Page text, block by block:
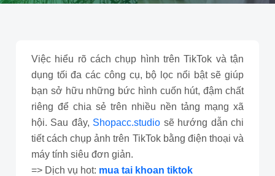
Việc hiểu rõ cách chụp hình trên TikTok và tận
dụng tối đa các công cụ, bộ lọc nổi bật sẽ giúp
bạn sở hữu những bức hình cuốn hút, đậm chất
riêng để chia sẻ trên nhiều nền tảng mạng xã
hội. Sau đây, Shopacc.studio sẽ hướng dẫn chi
tiết cách chụp ảnh trên TikTok bằng điện thoại và
máy tính siêu đơn giản.
=> Dịch vụ hot: mua tai khoan tiktok